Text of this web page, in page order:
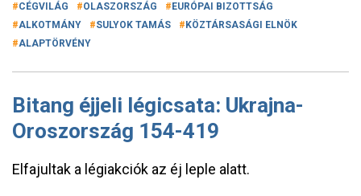
CÉGVILÁG OLASZORSZÁG
EURÓPAI BIZOTTSÁG
ALKOTMÁNY
SULYOK TAMÁS
KÖZTÁRSASÁGI ELNÖK
ALAPTÖRVÉNY
Bitang éjjeli légicsata: Ukrajna-
Oroszország 154-419
Elfajultak a légiakciók az éj leple alatt.